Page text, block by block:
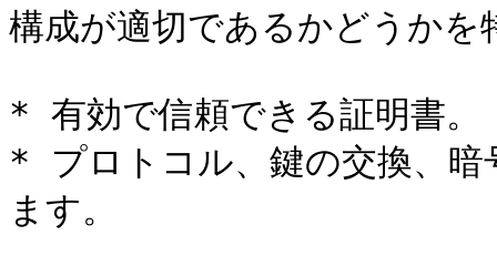
構成が適切であるかどうか
* 有効で信頼できる証明書。
* プロトコル、鍵の交換、暗
ます。